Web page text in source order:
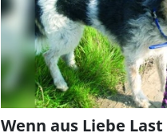
Wenn aus Liebe